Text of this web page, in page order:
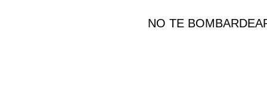
NO TE